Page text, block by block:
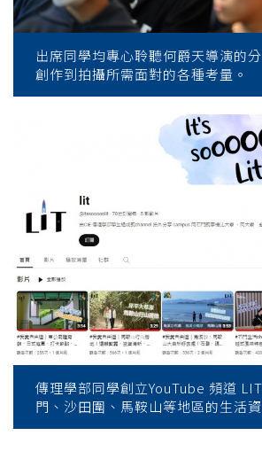
出席同學均專心聆聽何爵天導演的
創作到拍攝所需面對的各種考量。
傳理學部同學創立YouTube 頻道
門、沙田圍、馬鞍山等地區的生活資